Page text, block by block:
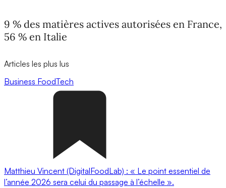
9 % des matières actives autorisées en France,
56 % en Italie
Articles les plus lus
Business FoodTech
Matthieu Vincent (DigitalFoodLab) : « Le point essentiel de
l’année 2026 sera celui du passage à l’échelle ».